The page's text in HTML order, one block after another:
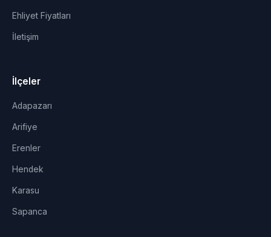
Ehliyet Fiyatları
İletişim
İlçeler
Adapazarı
Arifiye
Erenler
Hendek
Karasu
Sapanca